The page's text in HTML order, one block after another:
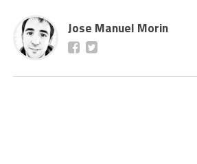
Jose Manuel Morin